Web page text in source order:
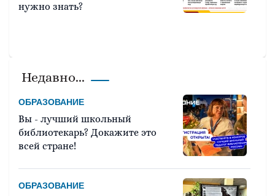
нужно знать?
Недавно...
ОБРАЗОВАНИЕ
Вы - лучший школьный
библиотекарь? Докажите это
всей стране!
ОБРАЗОВАНИЕ